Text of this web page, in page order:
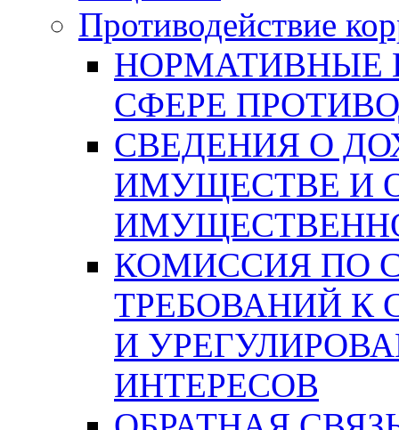
Противодействие
НОРМАТИВНЫЕ
СФЕРЕ
СВЕДЕНИЯ О
ИМУЩЕСТВЕ И
КОМИССИЯ ПО
ТРЕБОВАНИЙ
И
ИНТЕРЕСОВ